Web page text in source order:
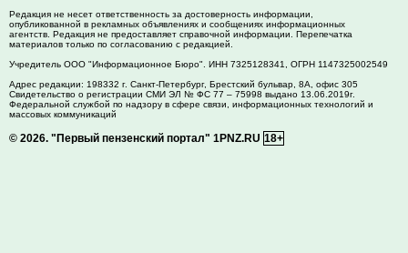
Редакция не несет ответственность за достоверность информации,
опубликованной в рекламных объявлениях и сообщениях информационных
агентств. Редакция не предоставляет справочной информации. Перепечатка
материалов только по согласованию с редакцией.
Учредитель ООО "Информационное Бюро". ИНН 7325128341, ОГРН 1147325002549
Адрес редакции: 198332 г. Санкт-Петербург, Брестский бульвар, 8А, офис 305
Свидетельство о регистрации СМИ ЭЛ № ФС 77 – 75998 выдано 13.06.2019г.
Федеральной службой по надзору в сфере связи, информационных технологий и
массовых коммуникаций
© 2026. "Первый пензенский портал" 1PNZ.RU 18+